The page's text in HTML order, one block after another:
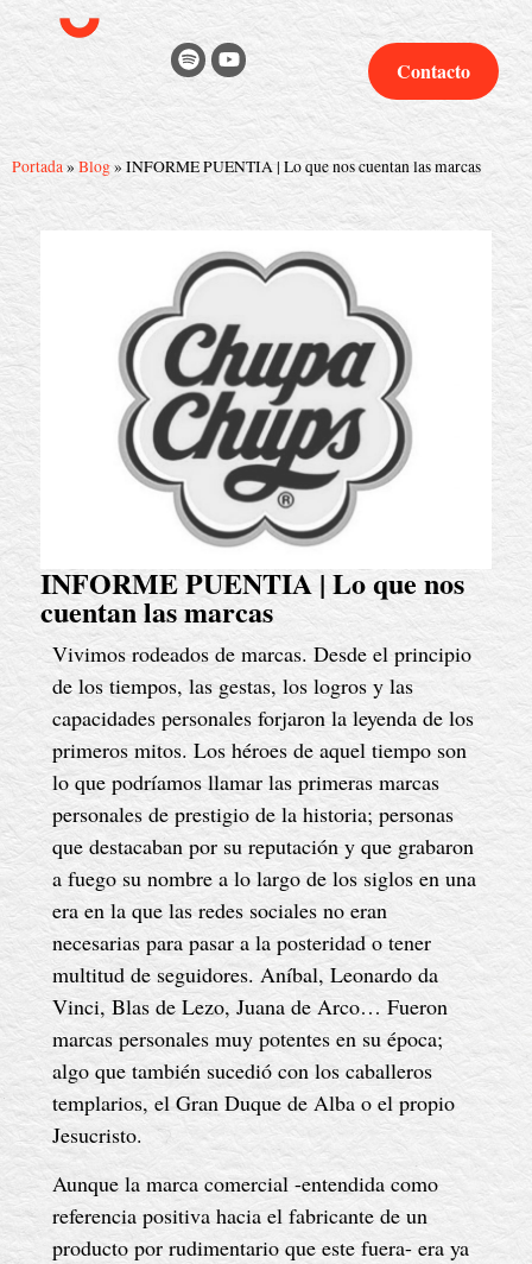
Contacto
Portada» Blog» INFORME PUENTIA | Lo que nos cuentan las marcas
INFORME PUENTIA | Lo que nos
cuentan las marcas
Vivimos rodeados de marcas. Desde el principio
de los tiempos, las gestas, los logros y las
capacidades personales forjaron la leyenda de los
primeros mitos. Los héroes de aquel tiempo son
lo que podríamos llamar las primeras marcas
personales de prestigio de la historia; personas
que destacaban por su reputación y que grabaron
a fuego su nombre a lo largo de los siglos en una
era en la que las redes sociales no eran
necesarias para pasar a la posteridad o tener
multitud de seguidores. Aníbal, Leonardo da
Vinci, Blas de Lezo, Juana de Arco… Fueron
marcas personales muy potentes en su época;
algo que también sucedió con los caballeros
templarios, el Gran Duque de Alba o el propio
Jesucristo.
Aunque la marca comercial -entendida como
referencia positiva hacia el fabricante de un
producto por rudimentario que este fuera- era ya